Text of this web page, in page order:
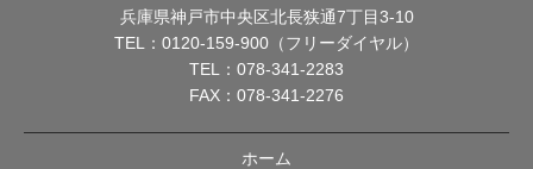
兵庫県神戸市中央区北長狭通7丁目3-10
TEL： 0120-159-900（フリーダイヤル）
TEL： 078-341-2283
FAX：078-341-2276
ホーム